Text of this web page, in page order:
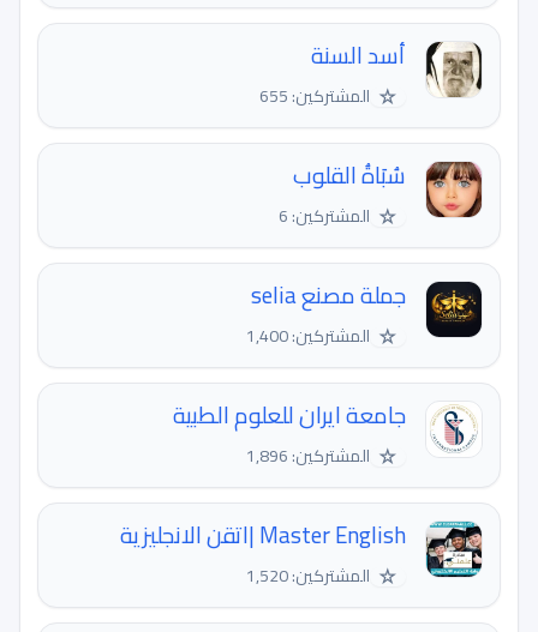
أسد السنة
☆ المشتركين: 655
سُبَاةُ القلوب
☆ المشتركين: 6
جملة مصنع selia
☆ المشتركين: 1,400
جامعة ايران للعلوم الطبية
☆ المشتركين: 1,896
Master English |اتقن الانجليزية
☆ المشتركين: 1,520